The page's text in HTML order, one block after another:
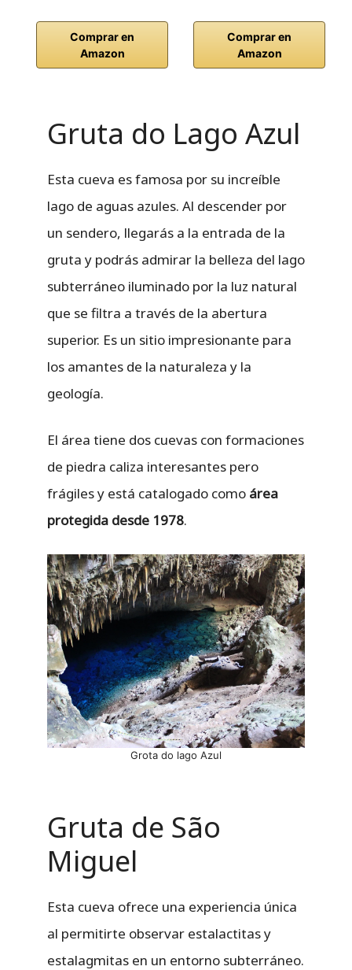
Comprar en
Amazon
Comprar en
Amazon
Gruta do Lago Azul
Esta cueva es famosa por su increíble
lago de aguas azules. Al descender por
un sendero, llegarás a la entrada de la
gruta y podrás admirar la belleza del lago
subterráneo iluminado por la luz natural
que se filtra a través de la abertura
superior. Es un sitio impresionante para
los amantes de la naturaleza y la
geología.
El área tiene dos cuevas con formaciones
de piedra caliza interesantes pero
frágiles y está catalogado como área
protegida desde 1978.
Grota do lago Azul
Gruta de São
Miguel
Esta cueva ofrece una experiencia única
al permitirte observar estalactitas y
estalagmitas en un entorno subterráneo.